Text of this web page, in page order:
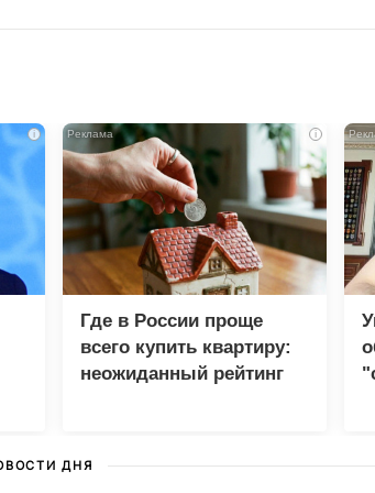
i i
Где в России проще
всего купить квартиру:
неожиданный рейтинг
ДНЯ